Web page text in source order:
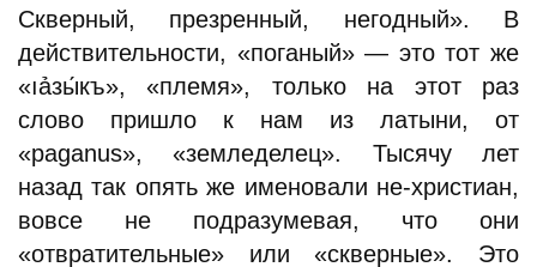
Скверный, презренный, негодный». В
действительности, «поганый» — это тот же
«ıảзы́къ», «племя», только на этот раз
слово пришло к нам из латыни, от
«paganus», «земледелец». Тысячу лет
назад так опять же именовали не-христиан,
вовсе не подразумевая, что они
«отвратительные» или «скверные». Это